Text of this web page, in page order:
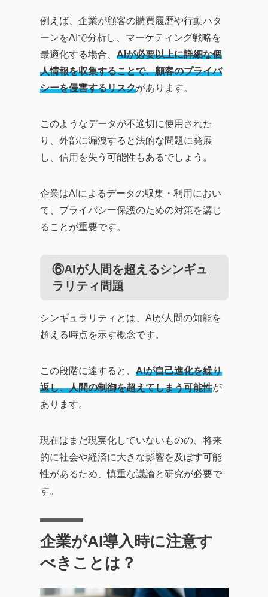
例えば、企業が顧客の購買履歴や行動パタ
ーンをAIで分析し、マーケティング戦略を
最適化する場合、 AIが必要以上に詳細な個
人情報を収集することで、顧客のプライバ
シーを侵害するリスクがあります。
このようなデータが不適切に使用された
り、外部に漏洩すると法的な問題に発展
し、信用を失う可能性もあるでしょう。
企業はAIによるデータの収集・利用におい
て、プライバシー保護のための対策を講じ
ることが重要です。
⑥AIが人間を超えるシンギュ
ラリティ問題
シンギュラリティとは、AIが人間の知能を
超える時点を示す概念です。
この段階に達すると、 AIが自己進化を繰り
返し、人間の制御を超えてしまう可能性が
あります。
現在はまだ現実化していないものの、将来
的に社会や経済に大きな影響を及ぼす可能
性があるため、慎重な議論と研究が必要で
す。
企業がAI導入時に注意す
べきことは？